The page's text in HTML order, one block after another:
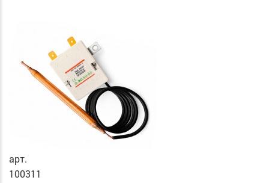
арт.
100311